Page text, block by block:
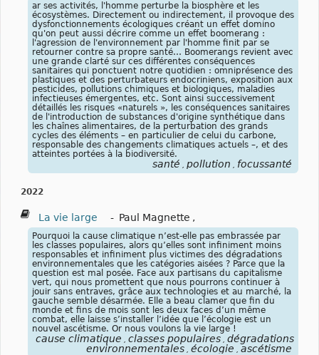
ar ses activités, l'homme perturbe la biosphère et les
écosystèmes. Directement ou indirectement, il provoque des
dysfonctionnements écologiques créant un effet domino
qu'on peut aussi décrire comme un effet boomerang :
l'agression de l'environnement par l'homme finit par se
retourner contre sa propre santé… Boomerangs revient avec
une grande clarté sur ces différentes conséquences
sanitaires qui ponctuent notre quotidien : omniprésence des
plastiques et des perturbateurs endocriniens, exposition aux
pesticides, pollutions chimiques et biologiques, maladies
infectieuses émergentes, etc. Sont ainsi successivement
détaillés les risques «naturels », les conséquences sanitaires
de l'introduction de substances d'origine synthétique dans
les chaînes alimentaires, de la perturbation des grands
cycles des éléments – en particulier de celui du carbone,
responsable des changements climatiques actuels –, et des
atteintes portées à la biodiversité.
santé , pollution , focussanté
2022
La vie large - Paul Magnette ,
Pourquoi la cause climatique n’est-elle pas embrassée par
les classes populaires, alors qu’elles sont inﬁniment moins
responsables et inﬁniment plus victimes des dégradations
environnementales que les catégories aisées ? Parce que la
question est mal posée. Face aux partisans du capitalisme
vert, qui nous promettent que nous pourrons continuer à
jouir sans entraves, grâce aux technologies et au marché, la
gauche semble désarmée. Elle a beau clamer que ﬁn du
monde et ﬁns de mois sont les deux faces d’un même
combat, elle laisse s’installer l’idée que l’écologie est un
nouvel ascétisme. Or nous voulons la vie large !
cause climatique classes populaires dégradations
environnementales écologie ascétisme